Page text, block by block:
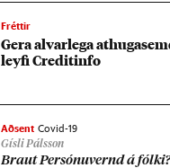
Fréttir
Gera al­var­lega
leyfi Cred­it­in­fo
Aðsent Covid-19
Gísli Pálsson
Braut Per­sónu­vernd á fólki?